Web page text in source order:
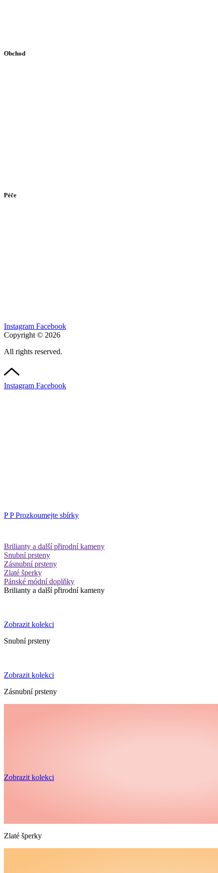
Obchod
Péče
Instagram Facebook
Copyright © 2026
All rights reserved.
Instagram Facebook
PPProzkoumejte sbírky
Brilianty a další přirodní kameny
Snubní prsteny
Zásnubní prsteny
Zlaté šperky
Pánské módní doplňky
Brilianty a další přirodní kameny
Zobrazit kolekci
Snubní prsteny
Zobrazit kolekci
Zásnubní prsteny
Zobrazit kolekci
Zlaté šperky